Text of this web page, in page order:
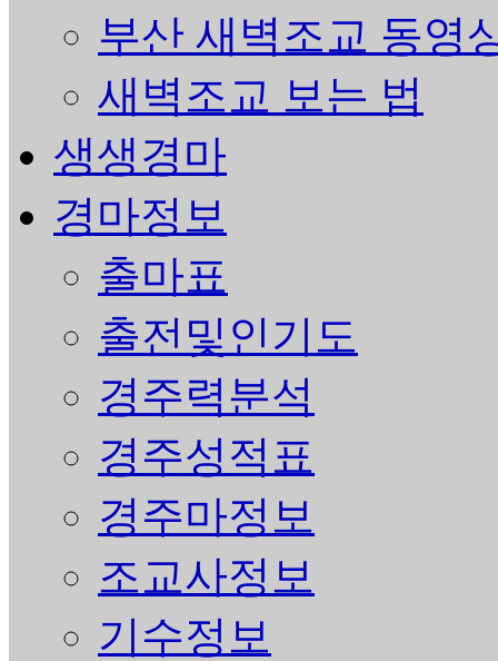
부산 새벽조교 동영
새벽조교 보는 법
생생경마
경마정보
출마표
출전및인기도
경주력분석
경주성적표
경주마정보
조교사정보
기수정보